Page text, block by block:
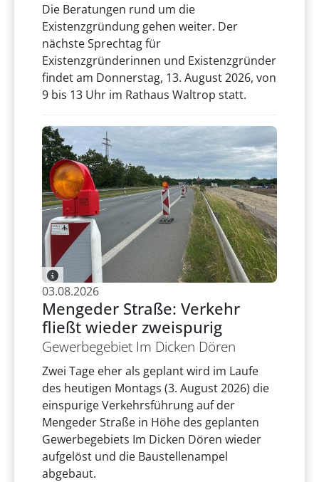
Die Beratungen rund um die
Existenzgründung gehen weiter. Der
nächste Sprechtag für
Existenzgründerinnen und Existenzgründer
findet am Donnerstag, 13. August 2026, von
9 bis 13 Uhr im Rathaus Waltrop statt.
03.08.2026
Mengeder Straße: Verkehr
fließt wieder zweispurig
Gewerbegebiet Im Dicken Dören
Zwei Tage eher als geplant wird im Laufe
des heutigen Montags (3. August 2026) die
einspurige Verkehrsführung auf der
Mengeder Straße in Höhe des geplanten
Gewerbegebiets Im Dicken Dören wieder
aufgelöst und die Baustellenampel
abgebaut.